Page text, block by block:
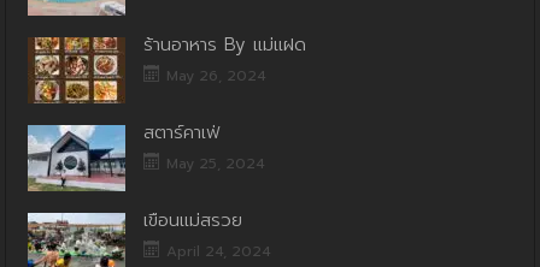
ร้านอาหาร By แม่แฝด
May 26, 2024
สตาร์คาเฟ่
May 25, 2024
เขื่อนแม่สรวย
April 24, 2024